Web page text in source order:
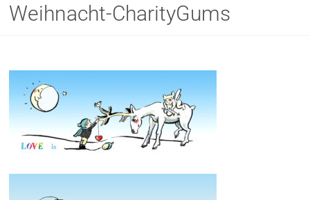
Fotografie
Grafik
Weihnacht-CharityGums